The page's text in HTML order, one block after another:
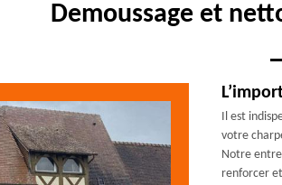
Demoussage et
Il est
votre
Notre
renforcer